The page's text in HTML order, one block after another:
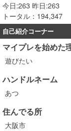
今日:263 昨日:263
トータル：194,347
自己紹介コーナー
マイプレを始めた
遊びたい
ハンドルネーム
あつ
住んでる所
大阪市